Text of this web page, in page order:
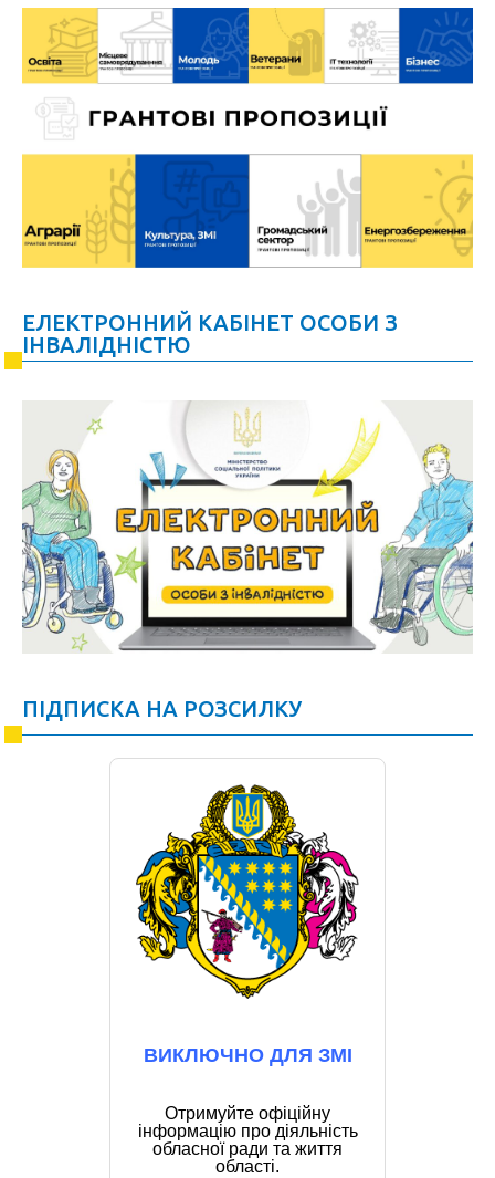
ЕЛЕКТРОННИЙ КАБІНЕТ ОСОБИ З
ІНВАЛІДНІСТЮ
ПІДПИСКА НА РОЗСИЛКУ
ВИКЛЮЧНО ДЛЯ ЗМІ
Отримуйте офіційну
інформацію про діяльність
обласної ради та життя
області.